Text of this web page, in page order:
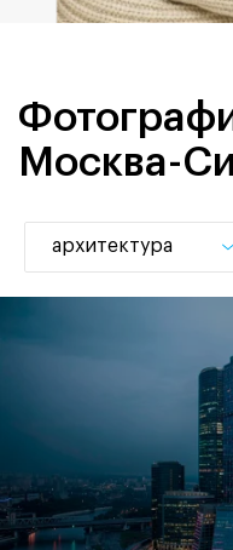
Москва-
архитектура